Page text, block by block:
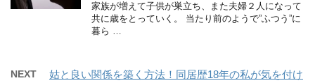
家族が増えて子供が巣立ち、また夫婦２人になって
共に歳をとっていく。 当たり前のようで”ふつう”に
暮ら …
NEXT
姑と良い関係を築く方法！同居歴18年の私が気を付け